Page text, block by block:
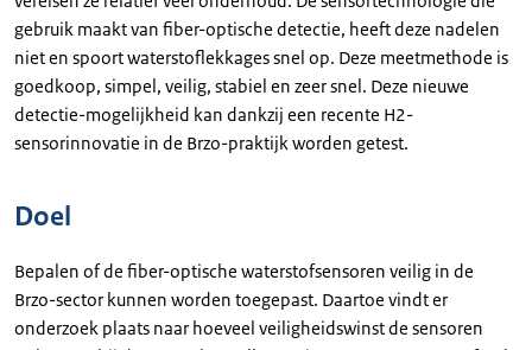
gebruik maakt van fiber-optische detectie, heeft deze nadelen
niet en spoort waterstoflekkages snel op. Deze meetmethode is
goedkoop, simpel, veilig, stabiel en zeer snel. Deze nieuwe
detectie-mogelijkheid kan dankzij een recente H2-
sensorinnovatie in de Brzo-praktijk worden getest.
Doel
Bepalen of de fiber-optische waterstofsensoren veilig in de
Brzo-sector kunnen worden toegepast. Daartoe vindt er
onderzoek plaats naar hoeveel veiligheidswinst de sensoren